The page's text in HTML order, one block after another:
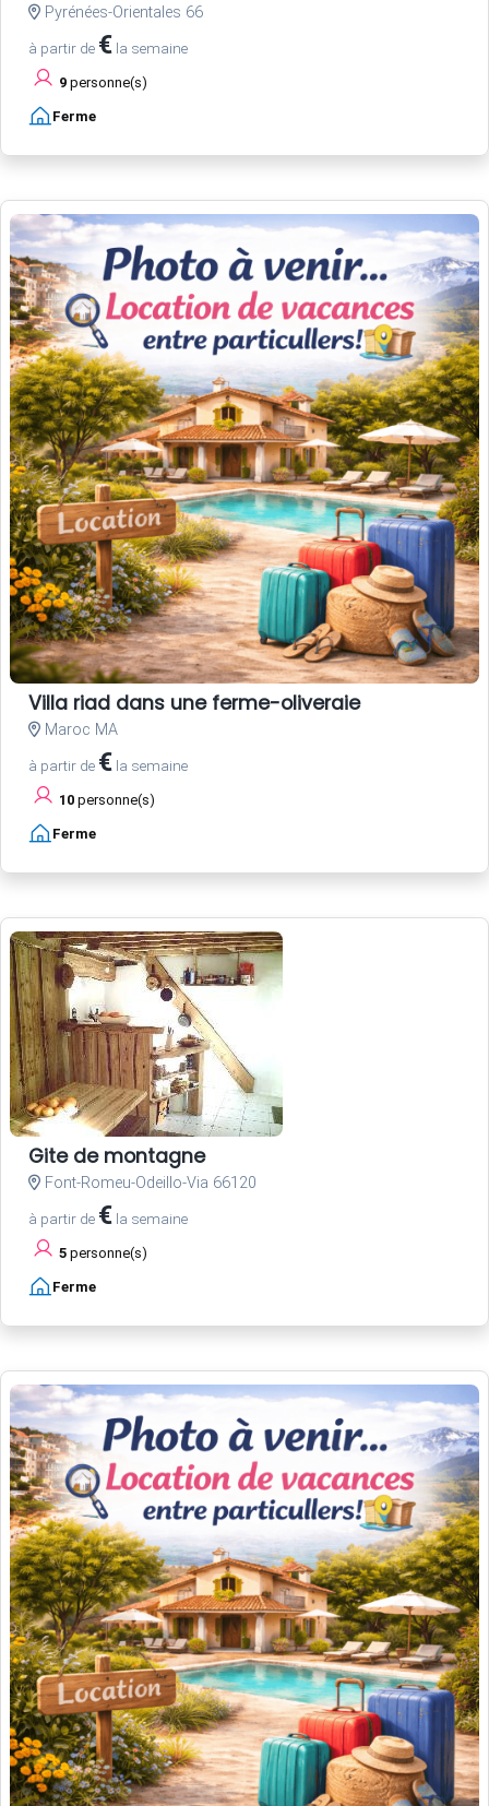
Pyrénées-Orientales 66
à partir de € la semaine
9 personne(s)
Ferme
Villa riad dans une ferme-oliveraie
Maroc MA
à partir de € la semaine
10 personne(s)
Ferme
Gite de montagne
Font-Romeu-Odeillo-Via 66120
à partir de € la semaine
5 personne(s)
Ferme